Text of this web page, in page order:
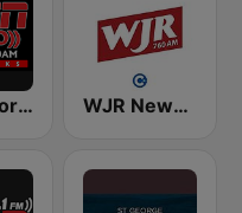
KCBF Sports WJR NewsTalk 760 WJR